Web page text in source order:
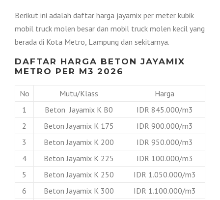
Berikut ini adalah daftar harga jayamix per meter kubik
mobil truck molen besar dan mobil truck molen kecil yang
berada di Kota Metro, Lampung dan sekitarnya.
DAFTAR HARGA BETON JAYAMIX
METRO PER M3 2026
No Mutu/Klass
Harga
1
Beton Jayamix K B0
IDR 845.000/m3
2
Beton Jayamix K 175
IDR 900.000/m3
3
Beton Jayamix K 200
IDR 950.000/m3
4
Beton Jayamix K 225
IDR 100.000/m3
5
Beton Jayamix K 250
IDR 1.050.000/m3
6
Beton Jayamix K 300
IDR 1.100.000/m3